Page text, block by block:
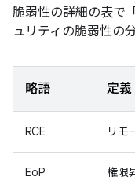
脆弱性の詳細の表で
ュリティの脆弱性の
略語 定義
RCE リモ
EoP 権限